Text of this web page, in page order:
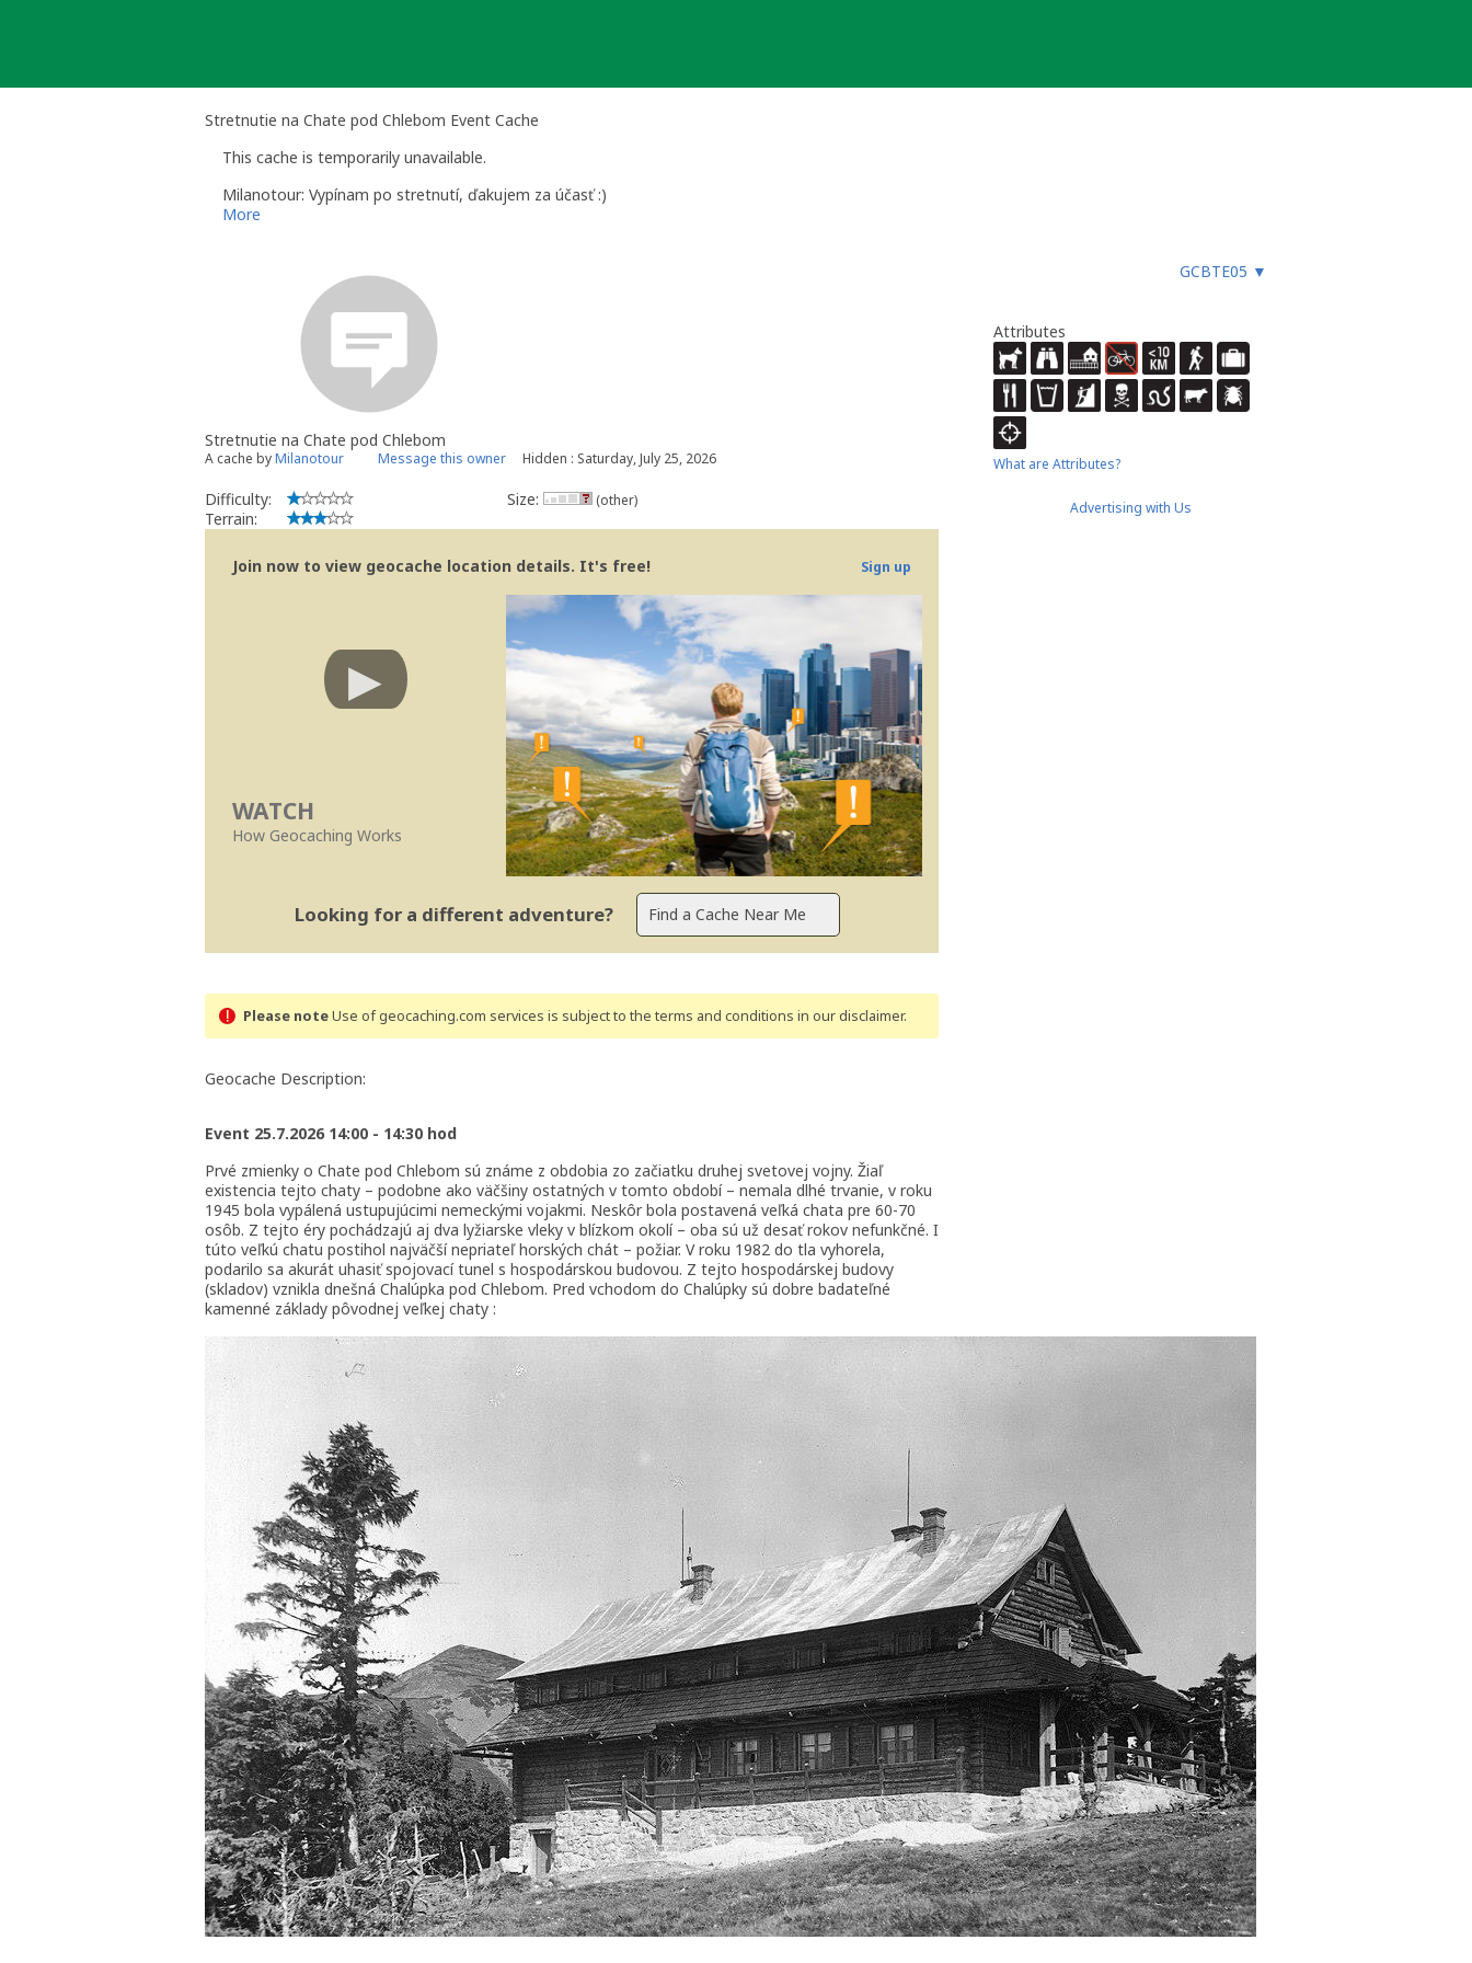
Stretnutie na Chate pod Chlebom Event Cache
This cache is temporarily unavailable.
Milanotour: Vypínam po stretnutí, ďakujem za účasť :)
More
GCBTE05 ▼
Stretnutie na Chate pod Chlebom
A cache byMilanotour Message this owner Hidden : Saturday, July 25, 2026
Difficulty:
Terrain:
Size: (other)
Join now to view geocache location details. It's free! Sign up
WATCH
How Geocaching Works
Looking for a different adventure?
Please noteUse of geocaching.com services is subject to the terms and conditions in our disclaimer.
Geocache Description:
Event 25.7.2026 14:00 - 14:30 hod
Prvé zmienky o Chate pod Chlebom sú známe z obdobia zo začiatku druhej svetovej vojny. Žiaľ
existencia tejto chaty – podobne ako väčšiny ostatných v tomto období – nemala dlhé trvanie, v roku
1945 bola vypálená ustupujúcimi nemeckými vojakmi. Neskôr bola postavená veľká chata pre 60-70
osôb. Z tejto éry pochádzajú aj dva lyžiarske vleky v blízkom okolí – oba sú už desať rokov nefunkčné. I
túto veľkú chatu postihol najväčší nepriateľ horských chát – požiar. V roku 1982 do tla vyhorela,
podarilo sa akurát uhasiť spojovací tunel s hospodárskou budovou. Z tejto hospodárskej budovy
(skladov) vznikla dnešná Chalúpka pod Chlebom. Pred vchodom do Chalúpky sú dobre badateľné
kamenné základy pôvodnej veľkej chaty :
Attributes
What are Attributes?
Advertising with Us